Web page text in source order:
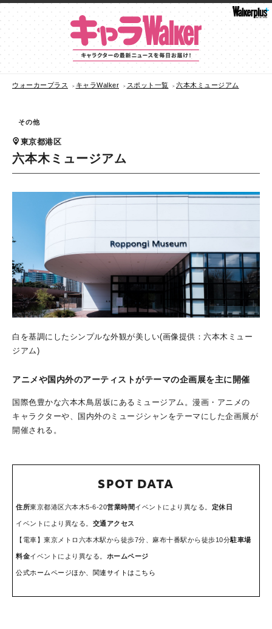
ウォーカープラス キャラWalker スポット一覧 六本木ミュージアム
その他
東京都港区
六本木ミュージアム
白を基調にしたシンプルな外観が美しい(画像提供：六本木ミュー
ジアム)
アニメや国内外のアーティストがテーマの企画展を主に開催
国際色豊かな六本木鳥居坂にあるミュージアム。漫画・アニメの
キャラクターや、国内外のミュージシャンをテーマにした企画展が
開催される。
SPOT DATA
住所東京都港区六本木5-6-20営業時間イベントにより異なる。 定休日
イベントにより異なる。 交通アクセス
【電車】東京メトロ六本木駅から徒歩7分、麻布十番駅から徒歩10分駐車場
料金イベントにより異なる。 ホームページ
公式ホームページほか、関連サイトはこちら